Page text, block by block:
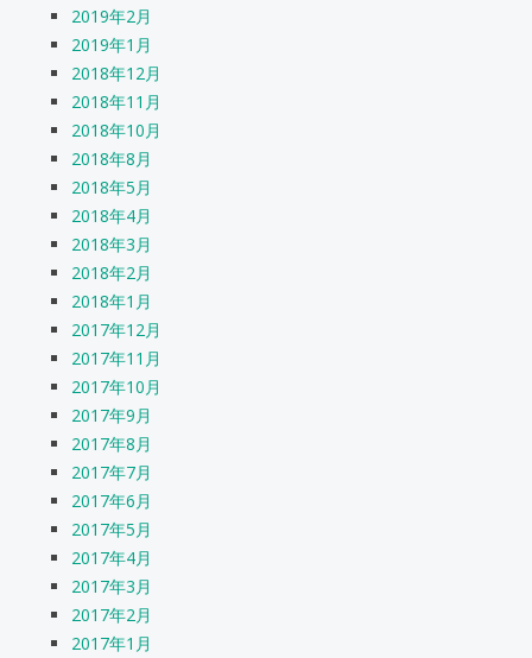
2019年2月
2019年1月
2018年12月
2018年11月
2018年10月
2018年8月
2018年5月
2018年4月
2018年3月
2018年2月
2018年1月
2017年12月
2017年11月
2017年10月
2017年9月
2017年8月
2017年7月
2017年6月
2017年5月
2017年4月
2017年3月
2017年2月
2017年1月